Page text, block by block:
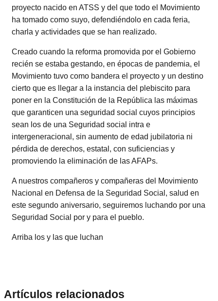
proyecto nacido en ATSS y del que todo el Movimiento
ha tomado como suyo, defendiéndolo en cada feria,
charla y actividades que se han realizado.
Creado cuando la reforma promovida por el Gobierno
recién se estaba gestando, en épocas de pandemia, el
Movimiento tuvo como bandera el proyecto y un destino
cierto que es llegar a la instancia del plebiscito para
poner en la Constitución de la República las máximas
que garanticen una seguridad social cuyos principios
sean los de una Seguridad social intra e
intergeneracional, sin aumento de edad jubilatoria ni
pérdida de derechos, estatal, con suficiencias y
promoviendo la eliminación de las AFAPs.
A nuestros compañeros y compañeras del Movimiento
Nacional en Defensa de la Seguridad Social, salud en
este segundo aniversario, seguiremos luchando por una
Seguridad Social por y para el pueblo.
Arriba los y las que luchan
Artículos relacionados